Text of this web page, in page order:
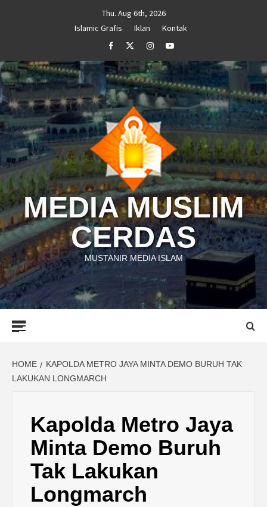
Thu. Aug 6th, 2026
Islamic Grafis
Iklan
Kontak
FacebookTwitterInstagramYoutube
MEDIA MUSLIM
CERDAS
MUSTANIR MEDIA ISLAM
HOME
KAPOLDA METRO JAYA MINTA DEMO BURUH TAK
LAKUKAN LONGMARCH
Kapolda Metro Jaya
Minta Demo Buruh
Tak Lakukan
Longmarch